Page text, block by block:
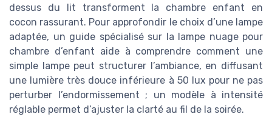
dessus du lit transforment la chambre enfant en
cocon rassurant. Pour approfondir le choix d’une lampe
adaptée, un guide spécialisé sur la lampe nuage pour
chambre d’enfant aide à comprendre comment une
simple lampe peut structurer l’ambiance, en diffusant
une lumière très douce inférieure à 50 lux pour ne pas
perturber l’endormissement ; un modèle à intensité
réglable permet d’ajuster la clarté au fil de la soirée.